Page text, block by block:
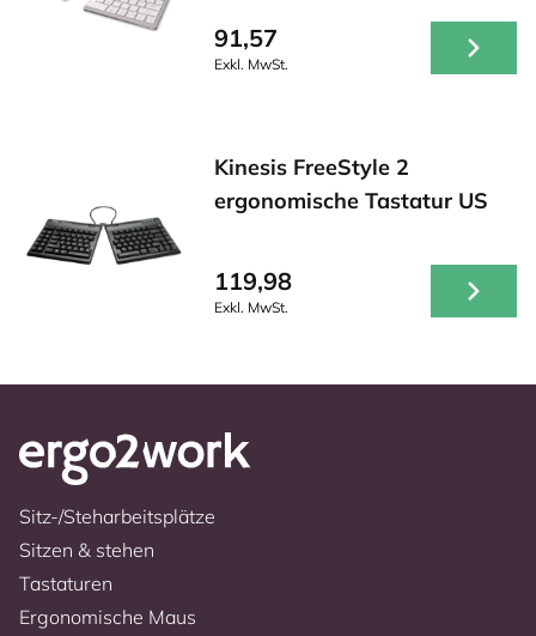
91,57
Exkl. MwSt.
Kinesis FreeStyle 2
ergonomische Tastatur US
119,98
Exkl. MwSt.
Sitz-/Steharbeitsplätze
Sitzen & stehen
Tastaturen
Ergonomische Maus